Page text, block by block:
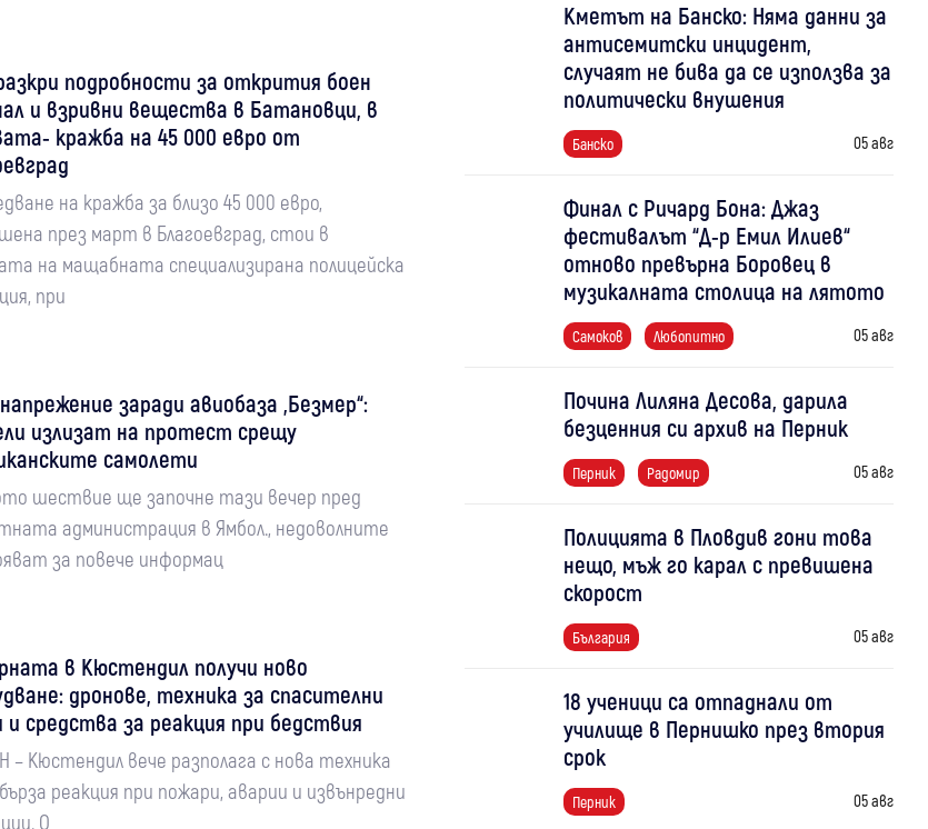
подробности за открития боен
и взривни вещества в Батановци, в
кражба на 45 000 евро от
на кражба за близо 45 000 евро,
през март в Благоевград, стои в
на мащабната специализирана полицейска
при
заради авиобаза „Безмер“:
излизат на протест срещу
самолети
шествие ще започне тази вечер пред
администрация в Ямбол., недоволните
за повече информац
в Кюстендил получи ново
дронове, техника за спасителни
и средства за реакция при бедствия
– Кюстендил вече разполага с нова техника
реакция при пожари, аварии и извънредни
О
Кметът на Банско: Няма данни за
антисемитски инцидент,
случаят не бива да се използва за
политически внушения
Банско 05 авг
Финал с Ричард Бона: Джаз
фестивалът “Д-р Емил Илиев“
отново превърна Боровец в
музикалната столица на лятото
Самоков Любопитно 05 авг
Почина Лиляна Десова, дарила
безценния си архив на Перник
Перник Радомир 05 авг
Полицията в Пловдив гони това
нещо, мъж го карал с превишена
скорост
България 05 авг
18 ученици са отпаднали от
училище в Пернишко през втория
срок
Перник 05 авг